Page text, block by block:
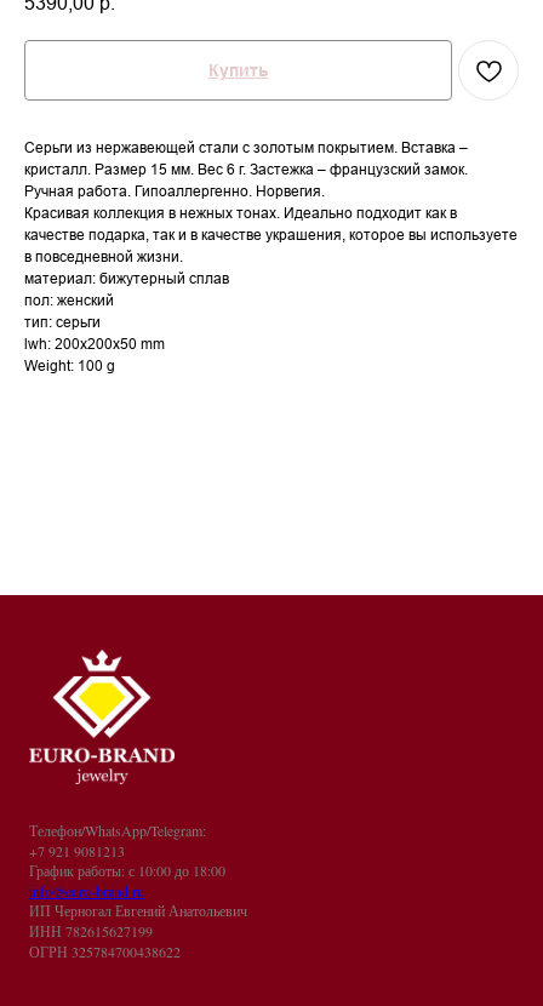
Купить
Серьги из нержавеющей стали с золотым покрытием. Вставка –
кристалл. Размер 15 мм. Вес 6 г. Застежка – французский замок.
Ручная работа. Гипоаллергенно. Норвегия.
Красивая коллекция в нежных тонах. Идеально подходит как в
качестве подарка, так и в качестве украшения, которое вы используете
в повседневной жизни.
материал: бижутерный сплав
пол: женский
тип: серьги
lwh: 200x200x50 mm
Weight: 100 g
Телефон/WhatsApp/Telegram:
+7 921 9081213
График работы: с 10:00 до 18:00
info@euro-brand.ru
ИП Черногал Евгений Анатольевич
ИНН 782615627199
ОГРН 325784700438622